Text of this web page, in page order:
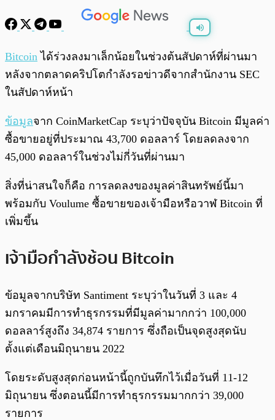
พร้อมเล่น 0:00/
Bitcoin ได้ร่วงลงมาเล็กน้อยในช่วงต้นสัปดาห์ที่ผ่านมา
หลังจากตลาดคริปโตกำลังรอข่าวดีจากสำนักงาน SEC
ในสัปดาห์หน้า
ข้อมูลจาก CoinMarketCap ระบุว่าปัจจุบัน Bitcoin มีมูลค่า
ซื้อขายอยู่ที่ประมาณ 43,700 ดอลลาร์ โดยลดลงจาก
45,000 ดอลลาร์ในช่วงไม่กี่วันที่ผ่านมา
สิ่งที่น่าสนใจก็คือ การลดลงของมูลค่าสินทรัพย์นี้มา
พร้อมกับ Voulume ซื้อขายของเจ้ามือหรือวาฬ Bitcoin ที่
เพิ่มขึ้น
เจ้ามือกำลังช้อน Bitcoin
ข้อมูลจากบริษัท Santiment ระบุว่าในวันที่ 3 และ 4
มกราคมมีการทำธุรกรรมที่มีมูลค่ามากกว่า 100,000
ดอลลาร์สูงถึง 34,874 รายการ ซึ่งถือเป็นจุดสูงสุดนับ
ตั้งแต่เดือนมิถุนายน 2022
โดยระดับสูงสุดก่อนหน้านี้ถูกบันทึกไว้เมื่อวันที่ 11-12
มิถุนายน ซึ่งตอนนี้มีการทำธุรกรรมมากกว่า 39,000
รายการ